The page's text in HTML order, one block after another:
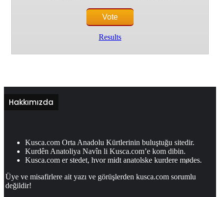
Results
Hakkımızda
Kusca.com Orta Anadolu Kürtlerinin buluştuğu sitedir.
Kurdên Anatoliya Navîn li Kusca.com’e kom dibin.
Kusca.com er stedet, hvor midt anatolske kurdere mødes.
Üye ve misafirlere ait yazı ve görüşlerden kusca.com sorumlu
değildir!